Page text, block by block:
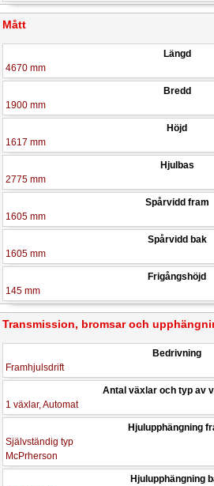
Mått
Längd
4670 mm
Bredd
1900 mm
Höjd
1617 mm
Hjulbas
2775 mm
Spårvidd fram
1605 mm
Spårvidd bak
1605 mm
Frigångshöjd
145 mm
Transmission, bromsar och
Bedrivning
Framhjulsdrift
Antal växlar och typ av
1 växlar, Automat
Hjulupphängning
Självständig typ
McPrherson
Hjulupphängning